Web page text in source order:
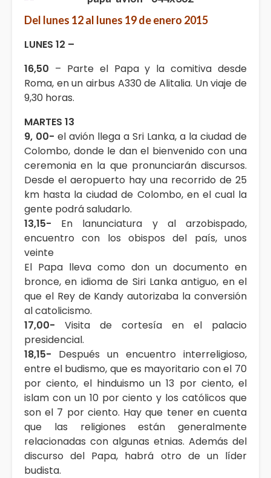
Del lunes 12 al lunes 19 de enero 2015
LUNES 12 –
16,50 – Parte el Papa y la comitiva desde
Roma, en un airbus A330 de Alitalia. Un viaje de
9,30 horas.
MARTES 13
9, 00- el avión llega a Sri Lanka, a la ciudad de
Colombo, donde le dan el bienvenido con una
ceremonia en la que pronunciarán discursos.
Desde el aeropuerto hay una recorrido de 25
km hasta la ciudad de Colombo, en el cual la
gente podrá saludarlo.
13,15- En lanunciatura y al arzobispado,
encuentro con los obispos del país, unos
veinte
El Papa lleva como don un documento en
bronce, en idioma de Siri Lanka antiguo, en el
que el Rey de Kandy autorizaba la conversión
al catolicismo.
17,00- Visita de cortesía en el palacio
presidencial.
18,15- Después un encuentro interreligioso,
entre el budismo, que es mayoritario con el 70
por ciento, el hinduismo un 13 por ciento, el
islam con un 10 por ciento y los católicos que
son el 7 por ciento. Hay que tener en cuenta
que las religiones están generalmente
relacionadas con algunas etnias. Además del
discurso del Papa, habrá otro de un líder
budista.